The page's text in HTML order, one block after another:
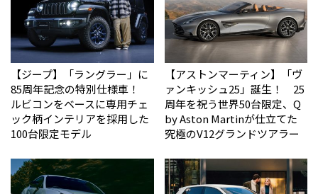
【ジープ】「ラングラー」に
85周年記念の特別仕様車！
ルビコンをベースに専用チェ
ック柄インテリアを採用した
100台限定モデル
【アストンマーティン】「ヴ
ァンキッシュ25」誕生！ 25
周年を祝う世界50台限定、Q
by Aston Martinが仕立てた
究極のV12グランドツアラー